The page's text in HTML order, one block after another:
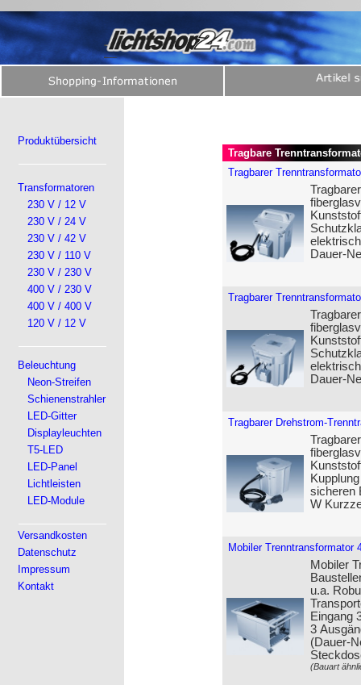
Produktübersicht
Transformatoren
230 V / 12 V
230 V / 24 V
230 V / 42 V
230 V / 110 V
230 V / 230 V
400 V / 230 V
400 V / 400 V
120 V / 12 V
Beleuchtung
Neon-Streifen
Schienenstrahler
LED-Gitter
Displayleuchten
T5-LED
LED-Panel
Lichtleisten
LED-Module
Versandkosten
Datenschutz
Impressum
Kontakt
Tragbare
Tragbarer
Dauer-
Tragbarer
Dauer-
Tragbarer Drehstrom-
sicheren
W
Mobiler Trenntransformator
Mobiler
u.a.
Eingang
3
(Dauer-
(Bauart